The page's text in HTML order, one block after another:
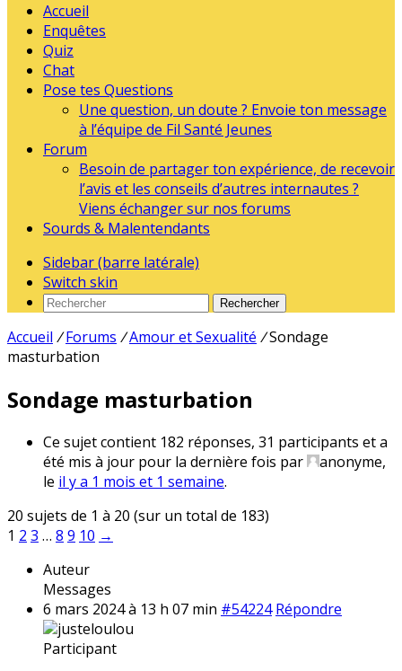
Accueil
Enquêtes
Quiz
Chat
Pose tes Questions
Une question, un doute ? Envoie ton message
à l’équipe de Fil Santé Jeunes
Forum
Besoin de partager ton expérience, de recevoir
l’avis et les conseils d’autres internautes ?
Viens échanger sur nos forums
Sourds & Malentendants
Sidebar (barre latérale)
Switch skin
Rechercher
Accueil / Forums /Amour et Sexualité /Sondage
masturbation
Sondage masturbation
Ce sujet contient 182 réponses, 31 participants et a
été mis à jour pour la dernière fois par
anonyme,
le il y a 1 mois et 1 semaine.
20 sujets de 1 à 20 (sur un total de 183)
1 2 3 … 8 9 10 →
Auteur
Messages
6 mars 2024 à 13 h 07 min #54224 Répondre
justeloulou
Participant